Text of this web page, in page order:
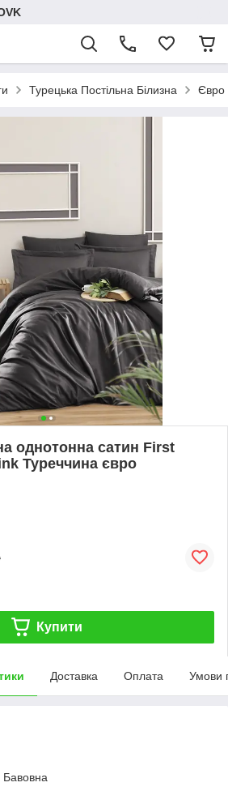
Турецька Постільна Білизна Євро
однотонна сатин First
Туреччина євро
Купити
Доставка Оплата Умови
Бавовна